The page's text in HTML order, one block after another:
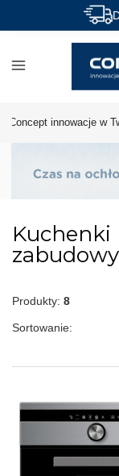
Concept innowacje w
zabudowy
Produkty: 8
Sortowanie: